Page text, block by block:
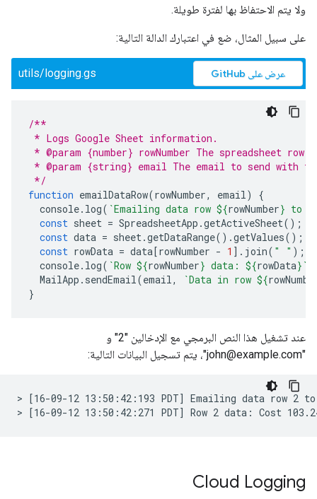
ولا يتم الاحتفاظ بها لفترة طويلة.
على سبيل المثال، ضع في اعتبارك الدالة التالية:
utils/logging.gs عرض على GitHub
/**
* Logs Google Sheet information.
* @param {number} rowNumber The spreadsheet row
* @param {string} email The email to send with
*/
function emailDataRow(rowNumber, email)
{
console. log( `Emailing data row ${rowNumber} to
const sheet = SpreadsheetApp .getActiveSheet();
const data = sheet.getDataRange().getValues();
const rowData = data[rowNumber - 1 ]. join( " " );
console. log( `Row ${rowNumber} data: ${rowData} `
MailApp . sendEmail(email, `Data in row ${
}
عند تشغيل هذا النص البرمجي مع الإدخالين "2" و
"john@example.com"، يتم تسجيل البيانات التالية:
> [16-09-12 13:50:42:193 PDT] Emailing data row 2 to
Cloud Logging